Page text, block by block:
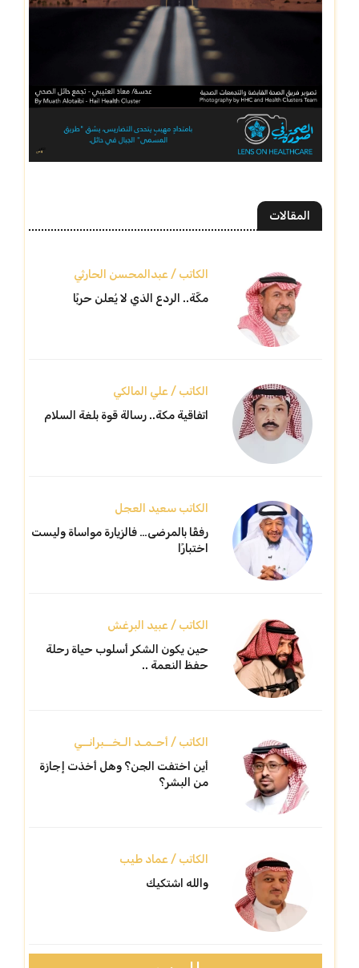
المقالات
الكاتب / عبدالمحسن الحارثي
مكّة.. الردع الذي لا يُعلن حربًا
الكاتب / علي المالكي
اتفاقية مكة.. رسالة قوة بلغة السلام
الكاتب سعيد العجل
رفقًا بالمرضى… فالزيارة مواساة وليست
اختبارًا
الكاتب / عبيد البرغش
حين يكون الشكر أسلوب حياة رحلة
حفظ النعمة ..
الكاتب / أحـمـد الـخــبرانــي
أين اختفت الجن؟ وهل أخذت إجازة
من البشر؟
الكاتب / عماد طيب
والله اشتكيك